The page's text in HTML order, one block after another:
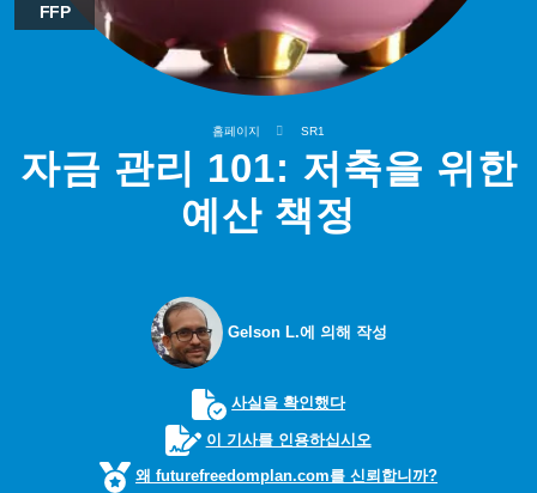
FFP
홈페이지 SR1
자금 관리 101: 저축을 위한
예산 책정
Gelson L.에 의해 작성
사실을 확인했다
이 기사를 인용하십시오
왜 futurefreedomplan.com를 신뢰합니까?